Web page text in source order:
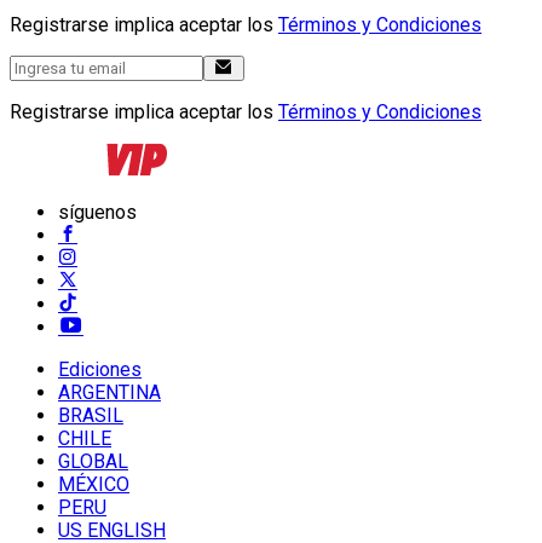
Registrarse implica aceptar los Términos y Condiciones
Registrarse implica aceptar los Términos y Condiciones
síguenos
Ediciones
ARGENTINA
BRASIL
CHILE
GLOBAL
MÉXICO
PERU
US ENGLISH